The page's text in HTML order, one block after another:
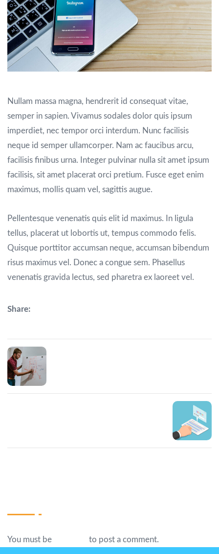
Nullam massa magna, hendrerit id consequat vitae,
semper in sapien. Vivamus sodales dolor quis ipsum
imperdiet, nec tempor orci interdum. Nunc facilisis
neque id semper ullamcorper. Nam ac faucibus arcu,
facilisis finibus urna. Integer pulvinar nulla sit amet ipsum
facilisis, sit amet placerat orci pretium. Fusce eget enim
maximus, mollis quam vel, sagittis augue.
Pellentesque venenatis quis elit id maximus. In ligula
tellus, placerat ut lobortis ut, tempus commodo felis.
Quisque porttitor accumsan neque, accumsan bibendum
risus maximus vel. Donec a congue sem. Phasellus
venenatis gravida lectus, sed pharetra ex laoreet vel.
Share:
You must be to post a comment.